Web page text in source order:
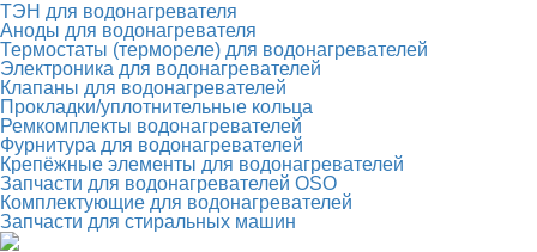
ТЭН для водонагревателя
Аноды для водонагревателя
Термостаты (термореле) для водонагревателей
Электроника для водонагревателей
Клапаны для водонагревателей
Прокладки/уплотнительные кольца
Ремкомплекты водонагревателей
Фурнитура для водонагревателей
Крепёжные элементы для водонагревателей
Запчасти для водонагревателей OSO
Комплектующие для водонагревателей
Запчасти для стиральных машин